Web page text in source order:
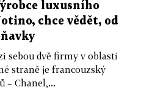
luxusního
chce vědět, od
sebou dvě firmy v oblasti
straně je francouzský
– Chanel,...